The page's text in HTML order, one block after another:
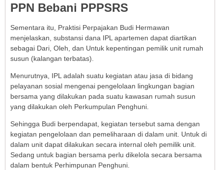
PPN Bebani PPPSRS
Sementara itu, Praktisi Perpajakan Budi Hermawan
menjelaskan, substansi dana IPL apartemen dapat diartikan
sebagai Dari, Oleh, dan Untuk kepentingan pemilik unit rumah
susun (kalangan terbatas).
Menurutnya, IPL adalah suatu kegiatan atau jasa di bidang
pelayanan sosial mengenai pengelolaan lingkungan bagian
bersama yang dilakukan pada suatu kawasan rumah susun
yang dilakukan oleh Perkumpulan Penghuni.
Sehingga Budi berpendapat, kegiatan tersebut sama dengan
kegiatan pengelolaan dan pemeliharaan di dalam unit. Untuk di
dalam unit dapat dilakukan secara internal oleh pemilik unit.
Sedang untuk bagian bersama perlu dikelola secara bersama
dalam bentuk Perhimpunan Penghuni.